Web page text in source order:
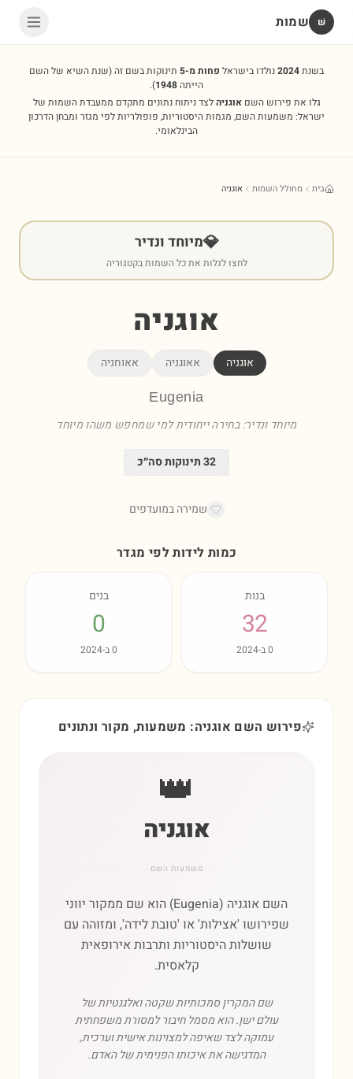
שׁ שמות
בשנת2024נולדו בישראל פחות מ-5 תינוקות בשם זה(שנת השיא של השם
הייתה1948
).
גלו את פירוש השםאוגניהלצד ניתוח נתונים מתקדם ממעבדת השמות של
ישראל: משמעות השם, מגמות היסטוריות, פופולריות לפי מגזר ומבחן הדרכון
הבינלאומי.
בית מחולל השמות אוגניה
💎מיוחד ונדיר
לחצו לגלות את כל השמות בקטגוריה
אוגניה
אוגניה אאוגניה אאוחניה
Eugenia
מיוחד ונדיר: בחירה ייחודית למי שמחפש משהו מיוחד
32תינוקות סה״כ
שמירה במועדפים
כמות לידות לפי מגדר
בנות
32
0ב-2024
בנים
0
0ב-2024
פירוש השם אוגניה: משמעות, מקור ונתונים
👑
אוגניה
משמעות השם
השם אוגניה (Eugenia) הוא שם ממקור יווני
שפירושו 'אצילות' או 'טובת לידה', ומזוהה עם
שושלות היסטוריות ותרבות אירופאית
קלאסית.
שם המקרין סמכותיות שקטה ואלגנטיות של
עולם ישן. הוא מסמל חיבור למסורת משפחתית
עמוקה לצד שאיפה למצוינות אישית וערכית,
המדגישה את איכותו הפנימית של האדם.